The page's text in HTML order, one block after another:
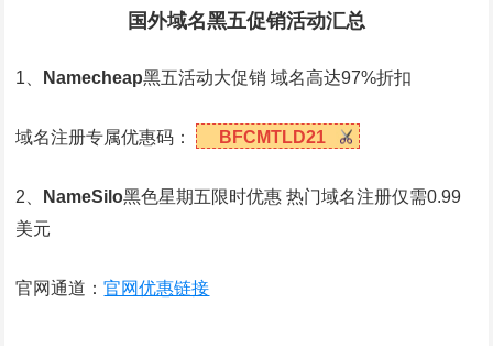
国外域名黑五促销活动汇总
1、 Namecheap黑五活动大促销 域名高达97%折扣
域名注册专属优惠码： BFCMTLD21
2、 NameSilo黑色星期五限时优惠 热门域名注册仅需0.99
美元
官网通道：官网优惠链接